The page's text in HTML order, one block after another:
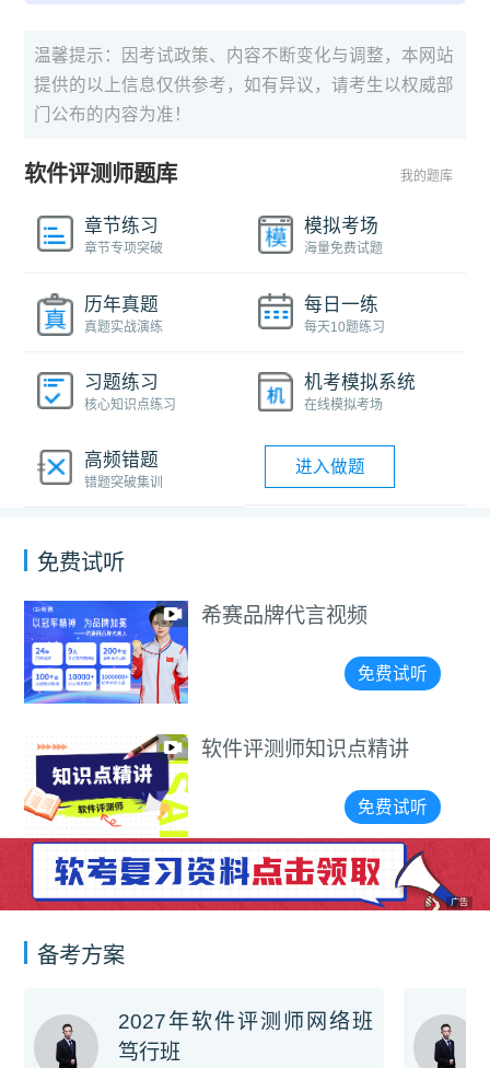
温馨提示：因考试政策、内容不断变化与调整，本网站
提供的以上信息仅供参考，如有异议，请考生以权威部
门公布的内容为准！
软件评测师题库 我的题库
章节练习
章节专项突破
模拟考场
海量免费试题
历年真题
真题实战演练
每日一练
每天10题练习
习题练习
核心知识点练习
机考模拟系统
在线模拟考场
高频错题
错题突破集训
进入做题
免费试听
希赛品牌代言视频
软件评测师知识点精讲
广告
备考方案
2027年软件评测师网络班
笃行班